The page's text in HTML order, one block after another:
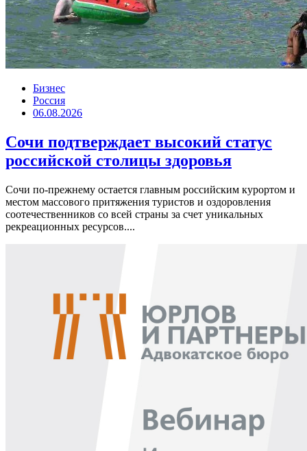
Бизнес
Россия
06.08.2026
Сочи подтверждает высокий статус
российской столицы здоровья
Сочи по-прежнему остается главным российским курортом и
местом массового притяжения туристов и оздоровления
соотечественников со всей страны за счет уникальных
рекреационных ресурсов....